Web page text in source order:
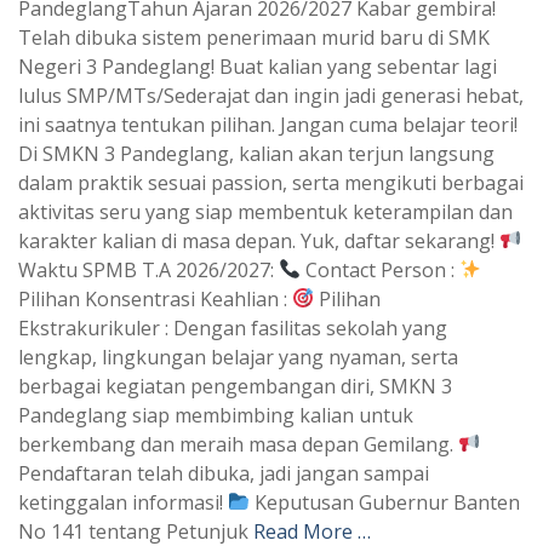
PandeglangTahun Ajaran 2026/2027 Kabar gembira!
Telah dibuka sistem penerimaan murid baru di SMK
Negeri 3 Pandeglang! Buat kalian yang sebentar lagi
lulus SMP/MTs/Sederajat dan ingin jadi generasi hebat,
ini saatnya tentukan pilihan. Jangan cuma belajar teori!
Di SMKN 3 Pandeglang, kalian akan terjun langsung
dalam praktik sesuai passion, serta mengikuti berbagai
aktivitas seru yang siap membentuk keterampilan dan
karakter kalian di masa depan. Yuk, daftar sekarang!
Waktu SPMB T.A 2026/2027:
Contact Person :
Pilihan Konsentrasi Keahlian :
Pilihan
Ekstrakurikuler : Dengan fasilitas sekolah yang
lengkap, lingkungan belajar yang nyaman, serta
berbagai kegiatan pengembangan diri, SMKN 3
Pandeglang siap membimbing kalian untuk
berkembang dan meraih masa depan Gemilang.
Pendaftaran telah dibuka, jadi jangan sampai
ketinggalan informasi!
Keputusan Gubernur Banten
No 141 tentang Petunjuk Read More …